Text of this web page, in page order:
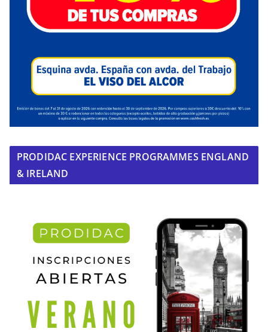
PRODIDAC EXPERIENCE PROGRAMMES ENGLAND
& IRELAND